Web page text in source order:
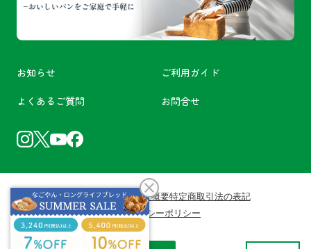
お知らせ ご利用ガイド
よくあるご質問 お問合せ
利用規約会員規約会社概要特定商取引法の表記
プライバシーポリシー